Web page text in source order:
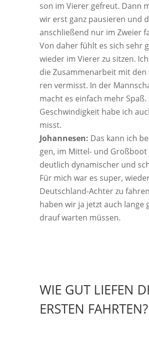
son im Vie­rer gefreut. Dann
wir erst ganz pau­sie­ren und
anschlie­ßend nur im Zwei­er
Von daher fühlt es sich sehr
wie­der im Vie­rer zu sit­zen.
die Zusam­men­ar­beit mit
ren ver­misst. In der
macht es ein­fach mehr Spaß.
Geschwin­dig­keit habe ich
misst.
Johan­nesen: Das kann ich
gen, im Mit­tel- und Groß­boot
deut­lich dyna­mi­scher und
Für mich war es super,
Deutsch­land-Ach­ter zu
haben wir ja jetzt auch lan­ge
drauf war­ten müssen.
WIE GUT LIEFEN
ERSTEN FAHRTEN?